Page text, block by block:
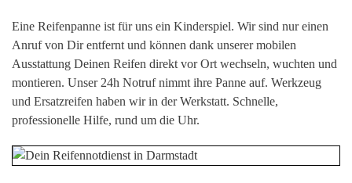
Eine Reifenpanne ist für uns ein Kinderspiel. Wir sind nur einen
Anruf von Dir entfernt und können dank unserer mobilen
Ausstattung Deinen Reifen direkt vor Ort wechseln, wuchten und
montieren. Unser 24h Notruf nimmt ihre Panne auf. Werkzeug
und Ersatzreifen haben wir in der Werkstatt. Schnelle,
professionelle Hilfe, rund um die Uhr.